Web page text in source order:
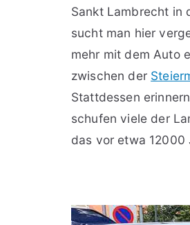
Sankt Lambrecht in
sucht man hier
mehr mit dem Auto
zwischen der
Stattdessen
schufen viele der
das vor etwa 12000